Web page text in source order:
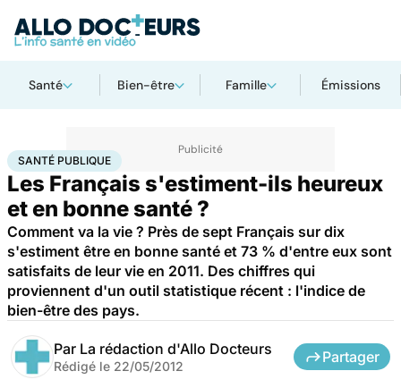
Santé Bien-être Famille Émissions
AccueilSantéSociétéSanté publique
SANTÉ PUBLIQUE
Les Français s'estiment-ils heureux
et en bonne santé ?
Comment va la vie ? Près de sept Français sur dix
s'estiment être en bonne santé et 73 % d'entre eux sont
satisfaits de leur vie en 2011. Des chiffres qui
proviennent d'un outil statistique récent : l'indice de
bien-être des pays.
Par La rédaction d'Allo Docteurs
Rédigé le 22/05/2012
Partager